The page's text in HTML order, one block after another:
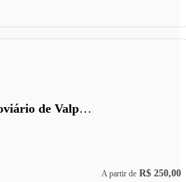
Terminal Rodoviário de Valparaiso de Goiás
A partir de R$ 250,00